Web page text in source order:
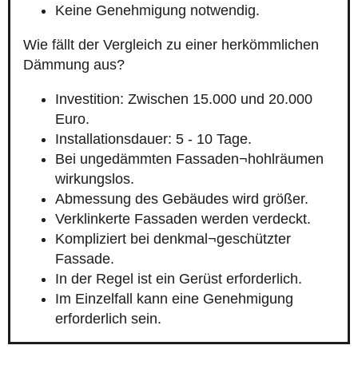
Keine Genehmigung notwendig.
Wie fällt der Vergleich zu einer herkömmlichen
Dämmung aus?
Investition: Zwischen 15.000 und 20.000
Euro.
Installationsdauer: 5 - 10 Tage.
Bei ungedämmten Fassaden¬hohlräumen
wirkungslos.
Abmessung des Gebäudes wird größer.
Verklinkerte Fassaden werden verdeckt.
Kompliziert bei denkmal¬geschützter
Fassade.
In der Regel ist ein Gerüst erforderlich.
Im Einzelfall kann eine Genehmigung
erforderlich sein.